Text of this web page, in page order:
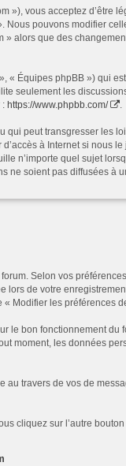
»), vous acceptez d’être
pouvons modifier
alors que des
« Équipes phpBB ») qui
seulement les
: https://www.phpbb.com/ .
peut transgresser les
à Internet si nous
n’importe quel sujet
soient pas diffusées à
Selon vos
de votre
Modifier les préférences
bon fonctionnement
moment, les données
travers de vos de
cliquez sur l’autre